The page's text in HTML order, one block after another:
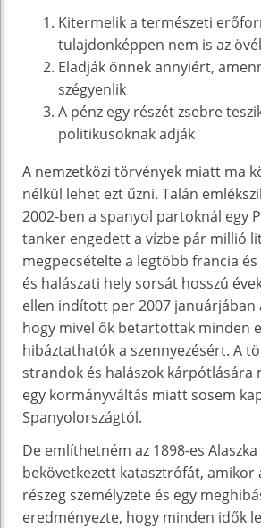
Kitermelik a természeti
tulajdonképpen nem is az
Eladják önnek annyiért,
szégyenlik
A pénz egy részét zsebre
politikusoknak adják
A nemzetközi törvények miatt ma
nélkül lehet ezt űzni. Talán
2002-ben a spanyol partoknál egy
tanker engedett a vízbe pár millió
megpecsételte a legtöbb francia
és halászati hely sorsát hosszú
ellen indított per 2007 januárjában
hogy mivel ők betartottak minden
hibáztathatók a szennyezésért. A
strandok és halászok kárpótlására
egy kormányváltás miatt sosem
Spanyolországtól.
De említhetném az 1898-es
bekövetkezett katasztrófát, amikor
részeg személyzete és egy
eredményezte, hogy minden idők